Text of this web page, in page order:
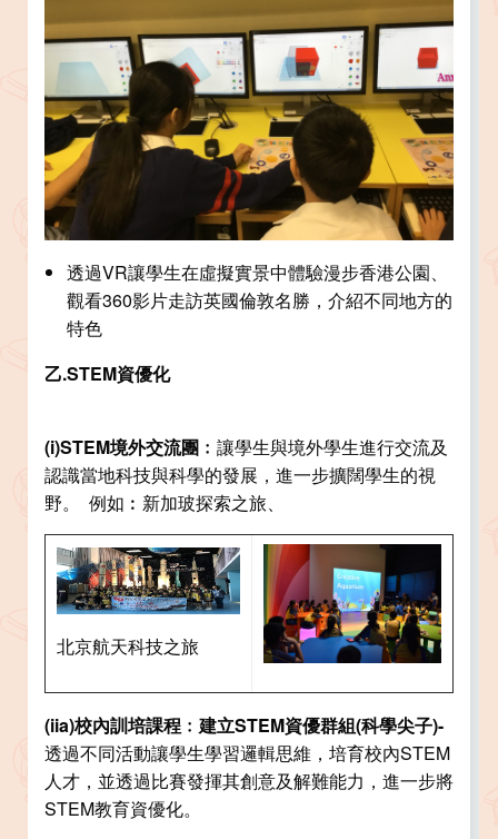
透過VR讓學生在虛擬實景中體驗漫步香港公園、
觀看360影片走訪英國倫敦名勝，介紹不同地方的
特色
乙.STEM資優化
(i)STEM境外交流團﹕ 讓學生與境外學生進行交流及
認識當地科技與科學的發展，進一步擴闊學生的視
野。 例如︰新加玻探索之旅、
北京航天科技之旅
(iia)校內訓培課程﹕建立STEM資優群組(科學尖子)-
透過不同活動讓學生學習邏輯思維，培育校內STEM
人才，並透過比賽發揮其創意及解難能力，進一步將
STEM教育資優化。